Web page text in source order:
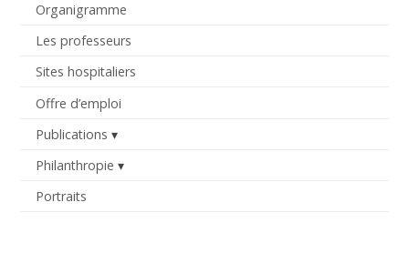
Organigramme
Les professeurs
Sites hospitaliers
Offre d’emploi
Publications
Philanthropie
Portraits